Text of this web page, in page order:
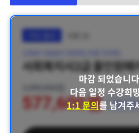
사회복지사2급 올인원패
577,600원 쿠폰 적용
마감 되었습니
다음 일정 수강희
1:1 문의를 남겨주